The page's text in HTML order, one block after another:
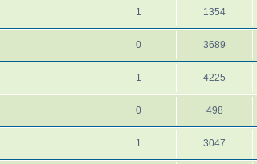
1 1354
0 3689
1 4225
0 498
1 3047